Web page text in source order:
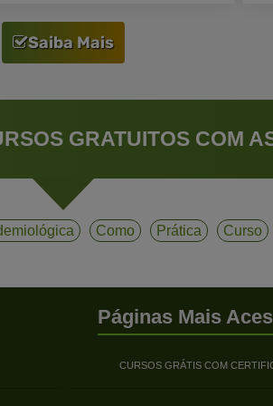
Saiba Mais
GRATUITOS COM
Como Prática Curso
Páginas Mais
CURSOS GRÁTIS COM